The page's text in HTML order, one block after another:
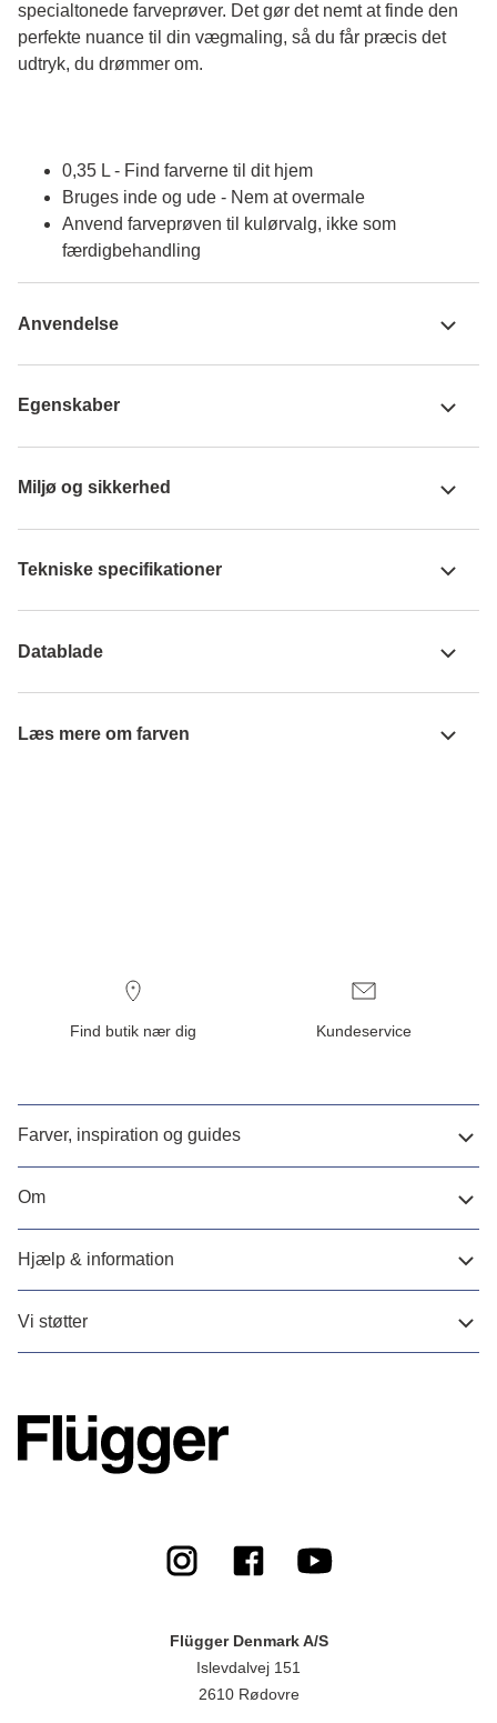
specialtonede farveprøver. Det gør det nemt at finde den
perfekte nuance til din vægmaling, så du får præcis det
udtryk, du drømmer om.
0,35 L - Find farverne til dit hjem
Bruges inde og ude - Nem at overmale
Anvend farveprøven til kulørvalg, ikke som
færdigbehandling
Anvendelse
Egenskaber
Miljø og sikkerhed
Tekniske specifikationer
Datablade
Læs mere om farven
Find butik nær dig Kundeservice
Farver, inspiration og guides
Om
Hjælp & information
Vi støtter
Flügger Denmark A/S
Islevdalvej 151
2610 Rødovre